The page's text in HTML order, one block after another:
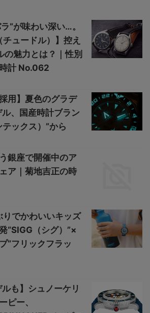
”が味わい深い…。
チュードル）】控え
の魅力とは？｜性別
計 No.062
用】夏色のグラデ
、国産時計ブラン
テックス）”から
銀座で開催中のア
ア｜菊地吉正の時
りでかわいいキッズ
“SIGG（シグ）”×
“フリックフラッ
ルも】シュノーケリ
ピー、